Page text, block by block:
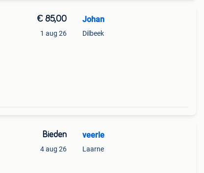
€ 85,00
1 aug 26
Johan
Dilbeek
Bieden
4 aug 26
veerle
Laarne